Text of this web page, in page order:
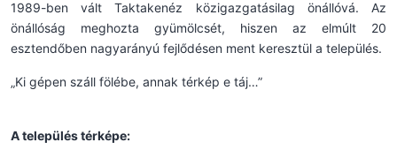
1989-ben vált Taktakenéz közigazgatásilag önállóvá. Az
önállóság meghozta gyümölcsét, hiszen az elmúlt 20
esztendőben nagyarányú fejlődésen ment keresztül a település.
„Ki gépen száll fölébe, annak térkép e táj…”
A település térképe: